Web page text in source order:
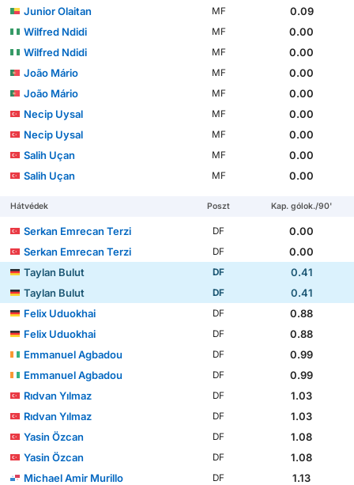
Junior Olaitan MF
0.09
Wilfred Ndidi
MF
0.00
Wilfred Ndidi
MF
0.00
João Mário
MF
0.00
João Mário
MF
0.00
Necip Uysal
MF
0.00
Necip Uysal
MF
0.00
Salih Uçan
MF
0.00
Salih Uçan
MF 0.00
Hátvédek Poszt Kap. gólok./90'
Serkan Emrecan Terzi DF
0.00
Serkan Emrecan Terzi
DF
0.00
Taylan Bulut
DF
0.41
Taylan Bulut
DF
0.41
Felix Uduokhai
DF
0.88
Felix Uduokhai
DF
0.88
Emmanuel Agbadou
DF
0.99
Emmanuel Agbadou
DF
0.99
Rıdvan Yılmaz
DF
1.03
Rıdvan Yılmaz
DF
1.03
Yasin Özcan
DF
1.08
Yasin Özcan
DF
1.08
Michael Amir Murillo
DF
1.13